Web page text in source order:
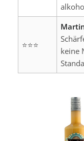
⭐⭐⭐
keine
Produktgalerie